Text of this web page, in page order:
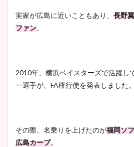
実家が広島に近いこともあり、 長野
ファン。
2010年、横浜ベイスターズで活躍し
一選手が、FA権行使を発表しました。
その際、名乗りを上げたのが福岡ソ
広島カープ。